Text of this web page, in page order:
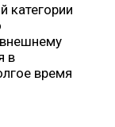
категории
внешнему
в
время